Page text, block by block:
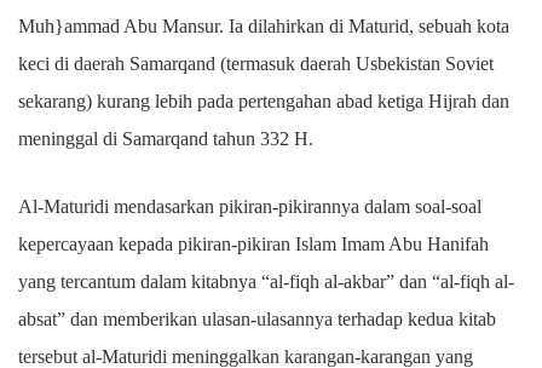
Muh}ammad Abu Mansur. Ia dilahirkan di Maturid, sebuah kota
keci di daerah Samarqand (termasuk daerah Usbekistan Soviet
sekarang) kurang lebih pada pertengahan abad ketiga Hijrah dan
meninggal di Samarqand tahun 332 H.
Al-Maturidi mendasarkan pikiran-pikirannya dalam soal-soal
kepercayaan kepada pikiran-pikiran Islam Imam Abu Hanifah
yang tercantum dalam kitabnya “al-fiqh al-akbar” dan “al-fiqh al-
absat” dan memberikan ulasan-ulasannya terhadap kedua kitab
tersebut al-Maturidi meninggalkan karangan-karangan yang